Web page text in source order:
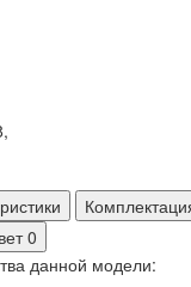
0
данной модели: